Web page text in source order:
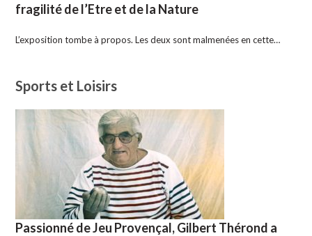
fragilité de l’Etre et de la Nature
L’exposition tombe à propos. Les deux sont malmenées en cette…
Sports et Loisirs
Passionné de Jeu Provençal, Gilbert Thérond a